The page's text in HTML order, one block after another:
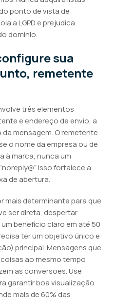
ponto de vista de
a LGPD e prejudica
domínio.
sua
remetente
três elementos
e endereço de envio, a
mensagem. O remetente
o nome da empresa ou de
à marca, nunca um
Isso fortalece a
de abertura.
mais determinante para que
ser direta, despertar
benefício claro em até 50
ter um objetivo único e
principal. Mensagens que
ao mesmo tempo
as conversões. Use
garantir boa visualização
mais de 60% das